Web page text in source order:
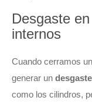
Desgaste
internos
Cuando cerramos
generar un
como los cilindros,